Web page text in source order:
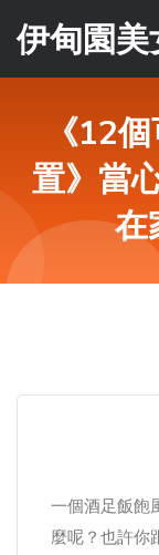
伊甸園美
《12
置》當
在
一個酒足飯飽
麼呢？也許你